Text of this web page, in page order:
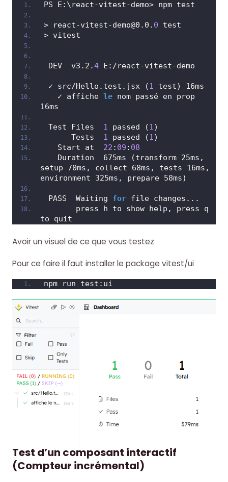
PS E:\react-vitest-demo> npm test
> react-vitest-demo@0.0. 0 test
> vitest
DEV  v3.2.4 E:/react-vitest-demo
✓ src/Hello.test.jsx (1 test) 16ms
   ✓ affiche
le nom passé en prop
16ms
Test Files 1 passed (1)
      Tests
1 passed (1)
   Start at
22 : 09 : 08
   Duration  675ms (transform 25ms,
setup 70ms, collect 68ms, tests 16ms,
environment 325ms, prepare 58ms)
PASS  Waiting for file changes...
       press h to show help, press q
to quit
Avoir un visuel de ce que vous testez
Pour ce faire il faut installer le package vitest/ui
npm run test:ui
Test d’un composant interactif
(Compteur incrémental)